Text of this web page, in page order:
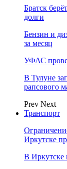
Братск
долги
Бензин и
за месяц
УФАС
В Тулуне
рапсового
Prev Next
Транспорт
Иркутске
В Иркутске